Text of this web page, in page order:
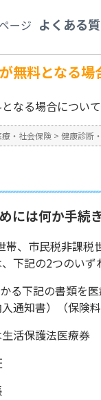
よくある
無料となる
なる場合につい
・社会保険 > 健康診断
には何か手続
帯、市民税非課
下記の2つのい
る下記の書類を
知書）（保険
活保護法医療券